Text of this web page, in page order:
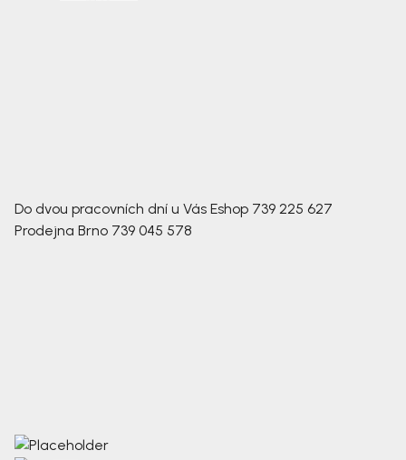
Do dvou pracovních dní u Vás Eshop 739 225 627
Prodejna Brno 739 045 578